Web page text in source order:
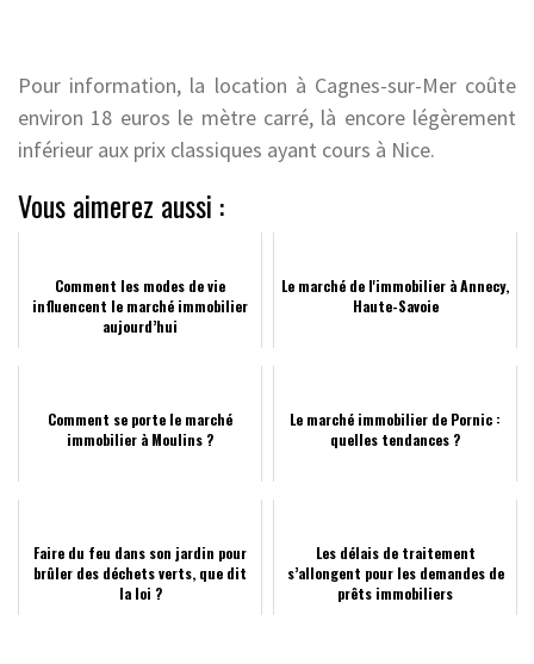
Pour information, la location à Cagnes-sur-Mer coûte
environ 18 euros le mètre carré, là encore légèrement
inférieur aux prix classiques ayant cours à Nice.
Vous aimerez aussi :
Comment les modes de vie
influencent le marché immobilier
aujourd’hui
Le marché de l'immobilier à Annecy,
Haute-Savoie
Comment se porte le marché
immobilier à Moulins ?
Le marché immobilier de Pornic :
quelles tendances ?
Faire du feu dans son jardin pour
brûler des déchets verts, que dit
la loi ?
Les délais de traitement
s’allongent pour les demandes de
prêts immobiliers